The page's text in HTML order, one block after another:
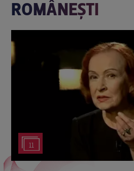
ROMÂNEȘTI
11